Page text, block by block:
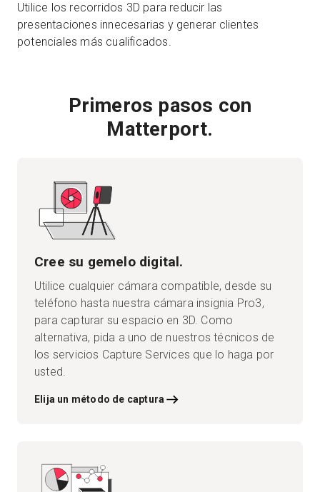
Utilice los recorridos 3D para reducir las
presentaciones innecesarias y generar clientes
potenciales más cualificados.
Primeros pasos con
Matterport.
Cree su gemelo digital.
Utilice cualquier cámara compatible, desde su
teléfono hasta nuestra cámara insignia Pro3,
para capturar su espacio en 3D. Como
alternativa, pida a uno de nuestros técnicos de
los servicios Capture Services que lo haga por
usted.
Elija un método de captura